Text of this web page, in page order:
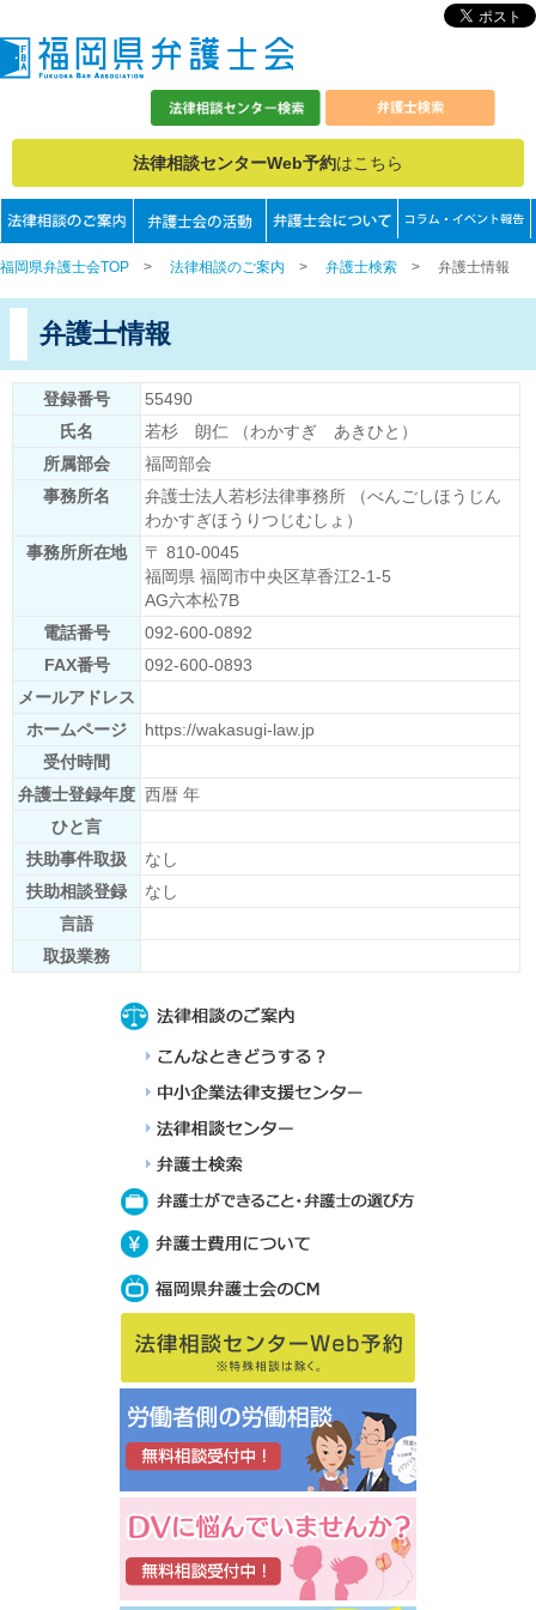
法律相談センターWeb予約はこちら
福岡県弁護士会TOP > 法律相談のご案内 > 弁護士検索 > 弁護士情報
弁護士情報
登録番号
55490
氏名
若杉 朗仁 （わかすぎ あきひと）
所属部会
福岡部会
事務所名
弁護士法人若杉法律事務所 （べんごしほうじん
わかすぎほうりつじむしょ）
事務所所在地
〒 810-0045
福岡県 福岡市中央区草香江2-1-5
AG六本松7B
電話番号
092-600-0892
FAX番号
092-600-0893
メールアドレス
ホームページ
https://wakasugi-law.jp
受付時間
弁護士登録年度 西暦 年
ひと言
扶助事件取扱
なし
扶助相談登録
なし
言語
取扱業務